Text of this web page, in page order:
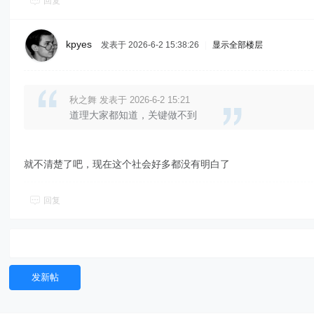
kpyes 发表于 2026-6-2 15:38:26 显示全部楼层
秋之舞 发表于 2026-6-2 15:21
道理大家都知道，关键做不到
就不清楚了吧，现在这个社会好多都没有明白了
回复
发新帖